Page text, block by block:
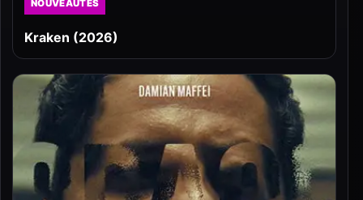
NOUVEAUTÉS
Kraken (2026)